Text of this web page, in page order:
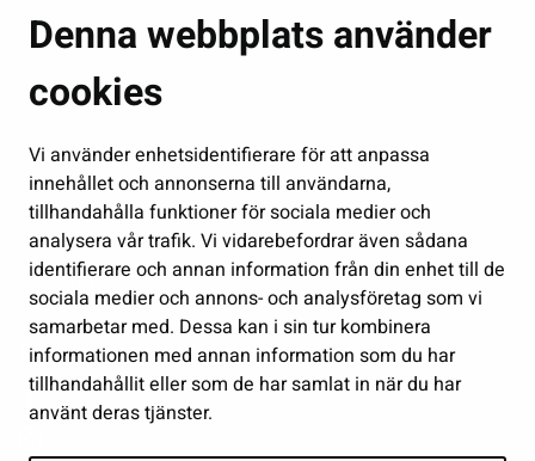
Denna webbplats använder
cookies
Vi använder enhetsidentifierare för att anpassa
innehållet och annonserna till användarna,
tillhandahålla funktioner för sociala medier och
analysera vår trafik. Vi vidarebefordrar även sådana
identifierare och annan information från din enhet till de
sociala medier och annons- och analysföretag som vi
samarbetar med. Dessa kan i sin tur kombinera
informationen med annan information som du har
tillhandahållit eller som de har samlat in när du har
använt deras tjänster.
Boende och miljö
Fostran och utbildning
Förvaltning
Jobb och företagsamhet
Delta och sköt ärenden
Show my cookie settings
Follow us